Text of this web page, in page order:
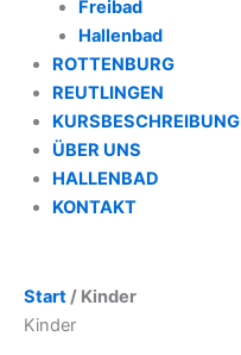
Freibad
Hallenbad
ROTTENBURG
REUTLINGEN
KURSBESCHREIBUNG
ÜBER UNS
HALLENBAD
KONTAKT
Start/ Kinder
Kinder